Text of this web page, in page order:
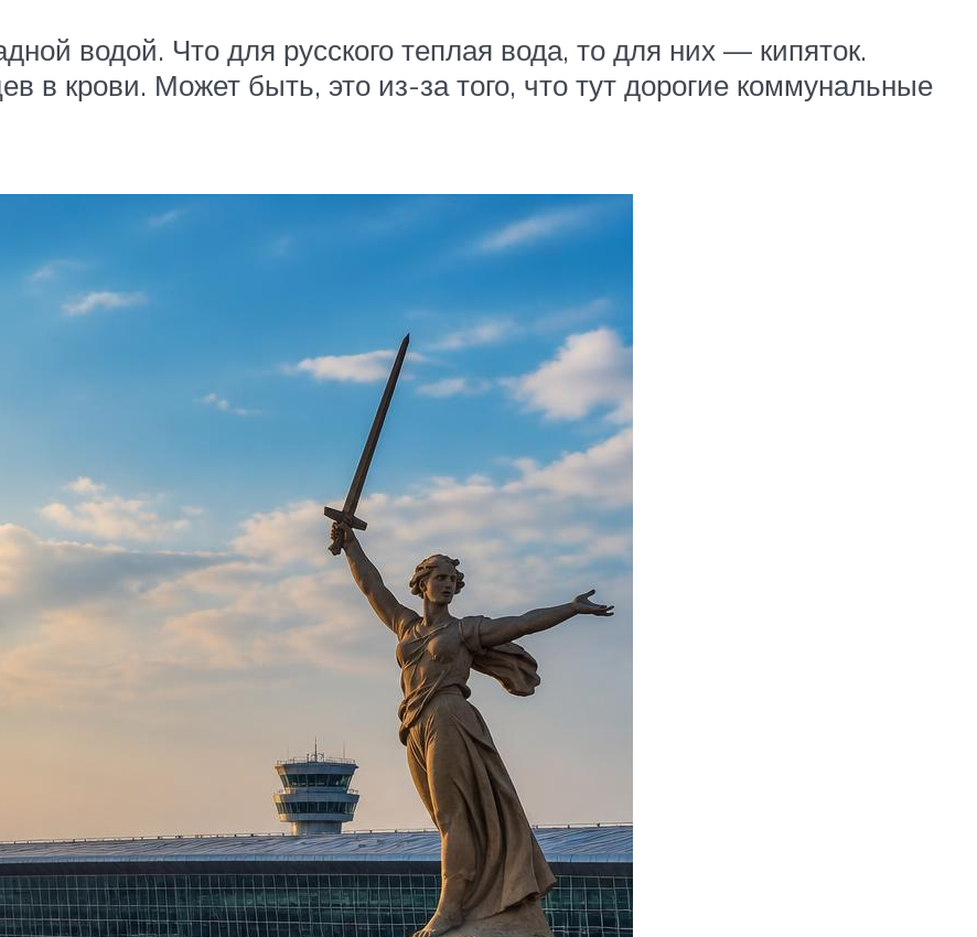
водой. Что для русского теплая вода, то для них — кипяток.
в крови. Может быть, это из-за того, что тут дорогие коммунальные